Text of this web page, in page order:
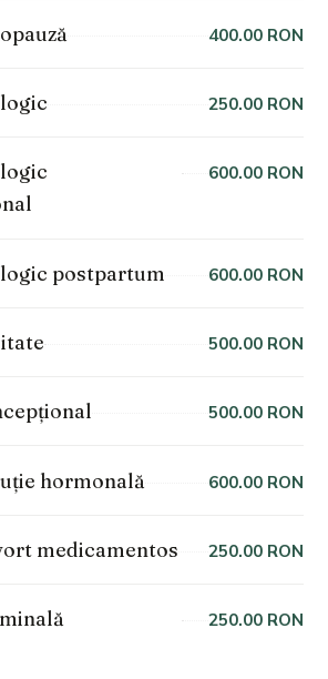
400.00 RON
250.00 RON
600.00 RON
postpartum 600.00 RON
500.00 RON
500.00 RON
hormonală 600.00 RON
medicamentos 250.00 RON
250.00 RON